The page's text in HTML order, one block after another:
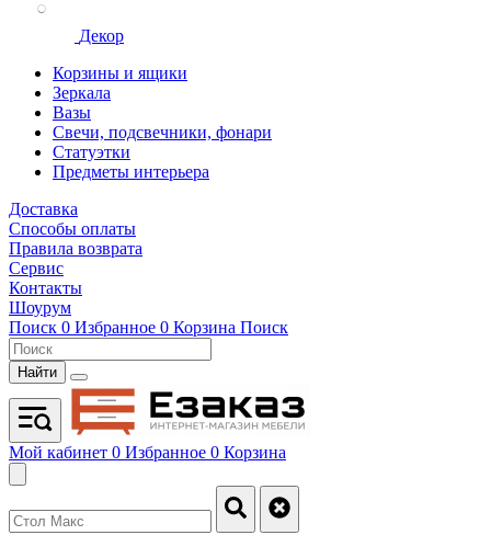
Декор
Корзины и ящики
Зеркала
Вазы
Свечи, подсвечники, фонари
Статуэтки
Предметы интерьера
Доставка
Способы оплаты
Правила возврата
Сервис
Контакты
Шоурум
Поиск 0 Избранное 0 Корзина Поиск
Найти
Мой кабинет 0 Избранное 0 Корзина